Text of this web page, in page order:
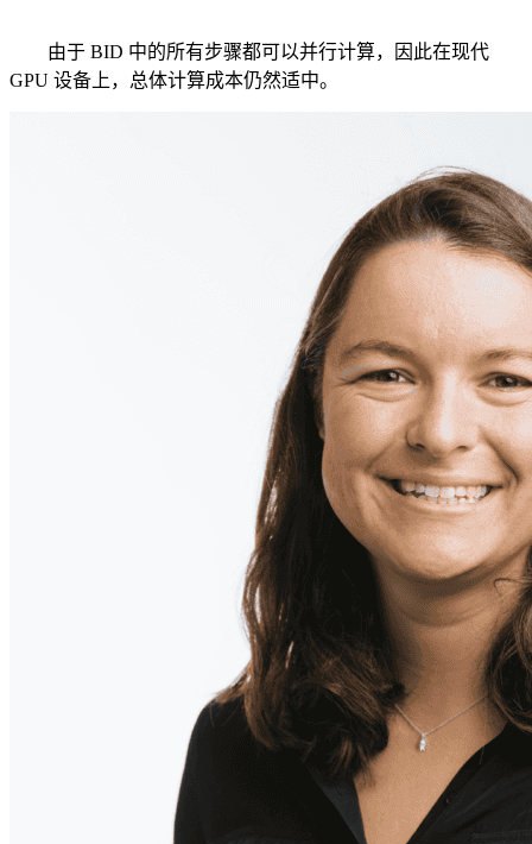
由于 BID 中的所有步骤都可以并行计算，因此在现代
GPU 设备上，总体计算成本仍然适中。